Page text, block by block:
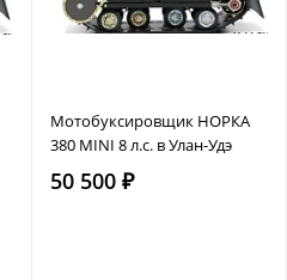
Мотобуксировщик НОРКА
380 MINI 8 л.с. в Улан-Удэ
50 500 ₽